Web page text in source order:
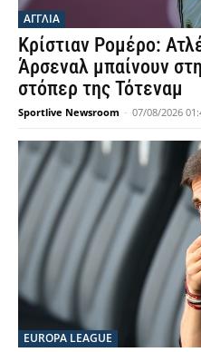
ΑΓΓΛΙΑ
Κρίστιαν Ρομέρο:
Άρσεναλ μπαίνουν
στόπερ της Τότεναμ
Sportlive Newsroom - 07/08/2026
EUROPA LEAGUE